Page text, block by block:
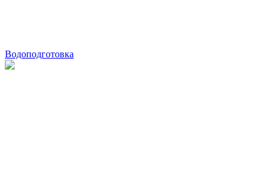
Водоподготовка